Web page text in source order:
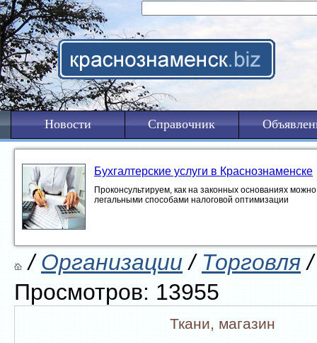
Новости Справочник
Бухгалтерские услуги в Краснознаменске
Проконсультируем, как на законных основаниях
легальными способами налоговой оптимизации
/Организации/Торговля/
Просмотров: 13955
Ткани, магазин